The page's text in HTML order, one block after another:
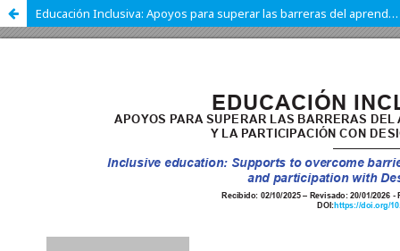
Educación Inclusiva: Apoyos para superar las barreras del aprendizaje y la participación con Design Thinking